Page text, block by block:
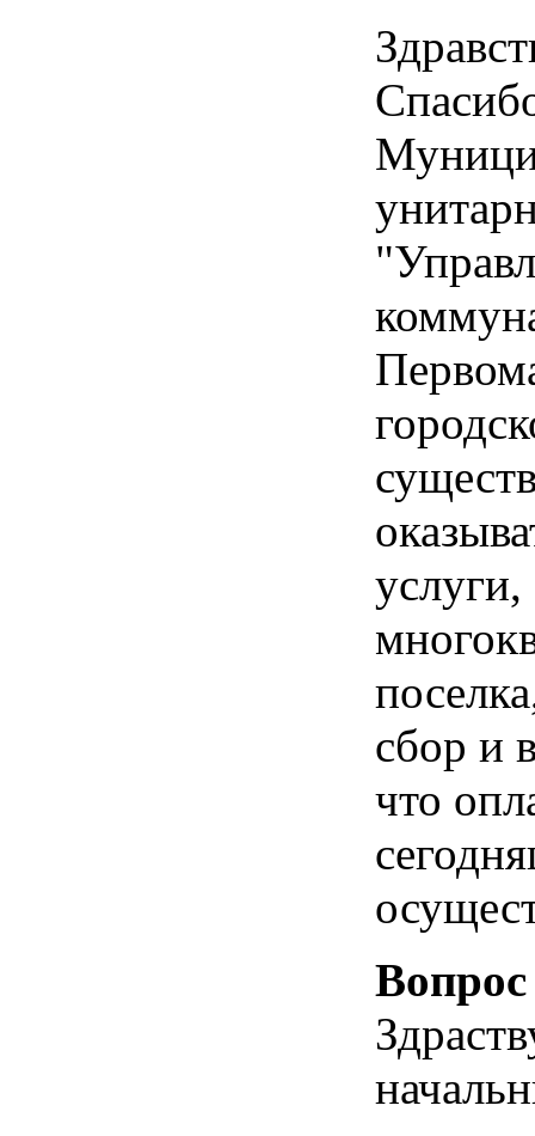
сбор и
что